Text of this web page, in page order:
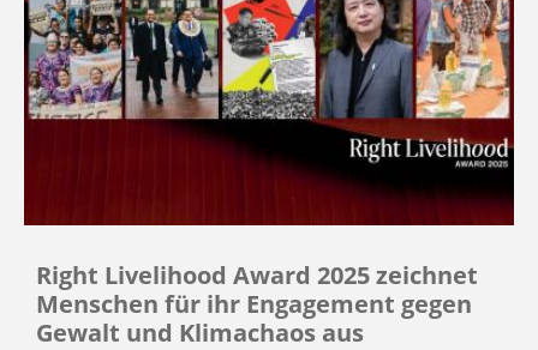
Right Livelihood Award 2025 zeichnet
Menschen für ihr Engagement gegen
Gewalt und Klimachaos aus